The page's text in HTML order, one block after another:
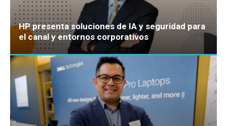
HP presenta soluciones de IA y seguridad para
el canal y entornos corporativos